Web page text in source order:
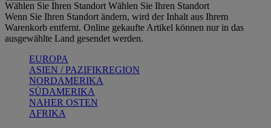
Wählen Sie Ihren Standort Wählen Sie Ihren Standort
Wenn Sie Ihren Standort ändern, wird der Inhalt aus Ihrem
Warenkorb entfernt. Online gekaufte Artikel können nur in das
ausgewählte Land gesendet werden.
EUROPA
ASIEN / PAZIFIKREGION
NORDAMERIKA
SÜDAMERIKA
NAHER OSTEN
AFRIKA